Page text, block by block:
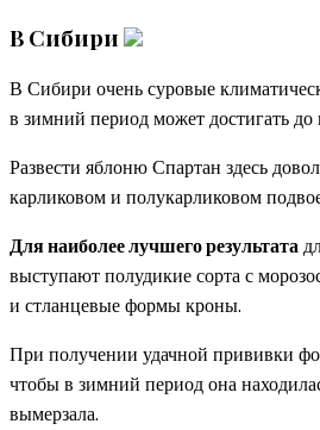
В Сибири
В Сибири очень суровые
в зимний период может достигать
Развести яблоню Спартан здесь
карликовом и полукарликовом
Для наиболее лучшего результата
выступают полудикие сорта с
и стланцевые формы кроны.
При получении удачной прививки
чтобы в зимний период она
вымерзала.